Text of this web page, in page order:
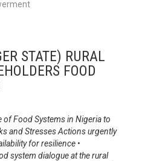
STATE) RURAL
FOOD
of Food Systems in Nigeria to
and Stresses Actions urgently
for resilience •
system dialogue at the rural